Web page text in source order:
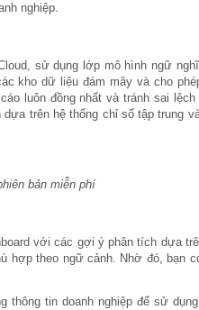
nghiệp.
sử dụng lớp mô hình ngữ
kho dữ liệu đám mây và cho
luôn đồng nhất và tránh sai
trên hệ thống chỉ số tập trung
bản miễn phí
với các gợi ý phân tích dựa
hợp theo ngữ cảnh. Nhờ đó, bạn
thông tin doanh nghiệp để sử